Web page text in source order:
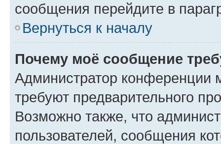
сообщения перейдите в
Вернуться к началу
Почему моё сообщение
Администратор конференции
требуют предварительного
Возможно также, что
пользователей, сообщения